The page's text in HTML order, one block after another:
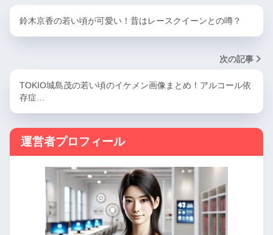
鈴木京香の若い頃が可愛い！昔はレースクイーンとの噂？
次の記事
TOKIO城島茂の若い頃のイケメン画像まとめ！アルコール依
存症…
運営者プロフィール